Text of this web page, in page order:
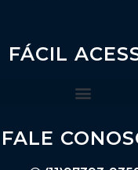
FÁCIL
FALE